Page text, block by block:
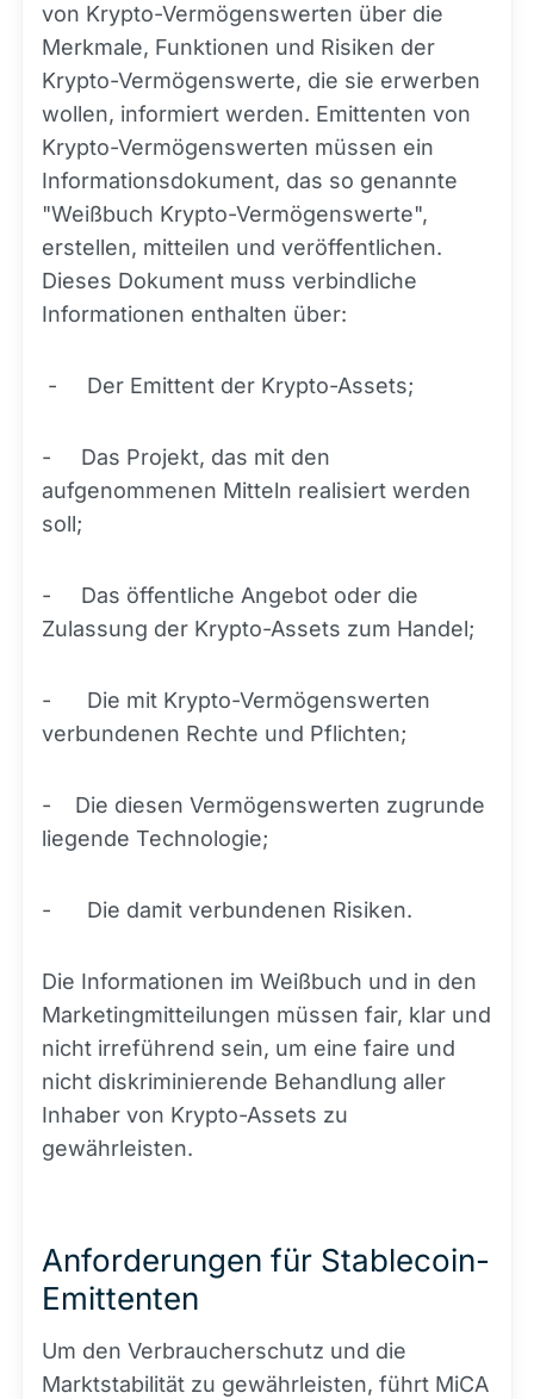
von Krypto-Vermögenswerten über die
Merkmale, Funktionen und Risiken der
Krypto-Vermögenswerte, die sie erwerben
wollen, informiert werden. Emittenten von
Krypto-Vermögenswerten müssen ein
Informationsdokument, das so genannte
"Weißbuch Krypto-Vermögenswerte",
erstellen, mitteilen und veröffentlichen.
Dieses Dokument muss verbindliche
Informationen enthalten über:
- Der Emittent der Krypto-Assets;
- Das Projekt, das mit den
aufgenommenen Mitteln realisiert werden
soll;
- Das öffentliche Angebot oder die
Zulassung der Krypto-Assets zum Handel;
- Die mit Krypto-Vermögenswerten
verbundenen Rechte und Pflichten;
- Die diesen Vermögenswerten zugrunde
liegende Technologie;
- Die damit verbundenen Risiken.
Die Informationen im Weißbuch und in den
Marketingmitteilungen müssen fair, klar und
nicht irreführend sein, um eine faire und
nicht diskriminierende Behandlung aller
Inhaber von Krypto-Assets zu
gewährleisten.
Anforderungen für Stablecoin-
Emittenten
Um den Verbraucherschutz und die
Marktstabilität zu gewährleisten, führt MiCA